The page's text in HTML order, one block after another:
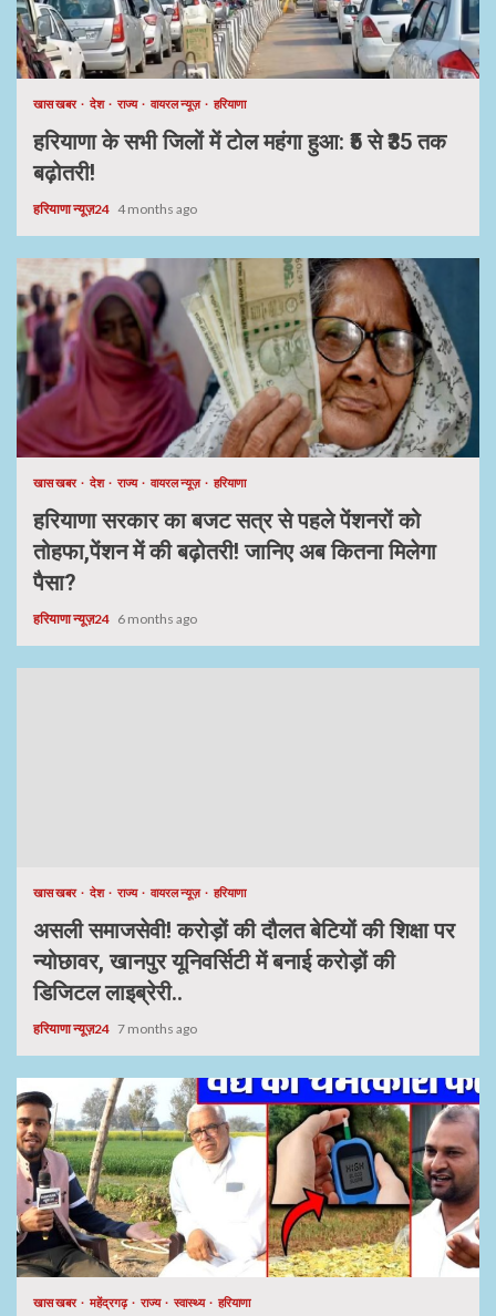
खास खबर देश राज्य वायरल न्यूज़ हरियाणा
हरियाणा के सभी जिलों में टोल महंगा हुआ: ₹5 से ₹35 तक
बढ़ोतरी!
हरियाणा न्यूज़24 4 months ago
खास खबर देश राज्य वायरल न्यूज़ हरियाणा
हरियाणा सरकार का बजट सत्र से पहले पेंशनरों को
तोहफा,पेंशन में की बढ़ोतरी! जानिए अब कितना मिलेगा
पैसा?
हरियाणा न्यूज़24 6 months ago
खास खबर देश राज्य वायरल न्यूज़ हरियाणा
असली समाजसेवी! करोड़ों की दौलत बेटियों की शिक्षा पर
न्योछावर, खानपुर यूनिवर्सिटी में बनाई करोड़ों की
डिजिटल लाइब्रेरी..
हरियाणा न्यूज़24 7 months ago
खास खबर महेंद्रगढ़ राज्य स्वास्थ्य हरियाणा